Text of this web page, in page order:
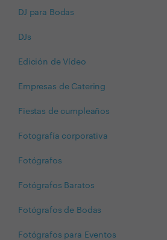
DJ para Bodas
DJs
Edición de Vídeo
Empresas de Catering
Fiestas de cumpleaños
Fotografía corporativa
Fotógrafos
Fotógrafos Baratos
Fotógrafos de Bodas
Fotógrafos para Eventos